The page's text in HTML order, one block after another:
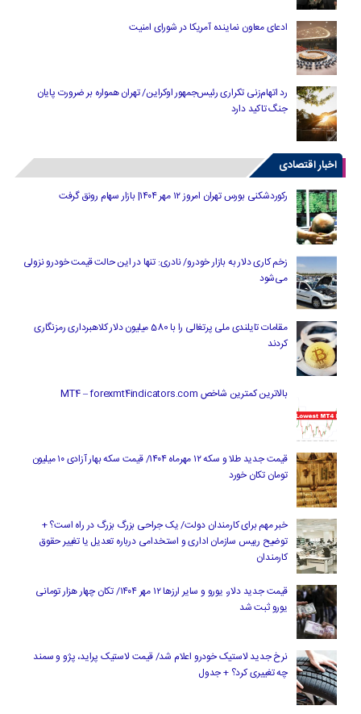
ادعای معاون نماینده آمریکا در شورای امنیت
رد اتهام‌زنی تکراری رئیس‌جمهور اوکراین/ تهران همواره بر ضرورت پایان
جنگ تاکید دارد
اخبار اقتصادی
رکوردشکنی بورس تهران امروز ۱۲ مهر ۱۴۰۴| بازار سهام رونق گرفت
زخم کاری دلار به بازار خودرو/ نادری: تنها در این حالت قیمت خودرو نزولی
می‌شود
مقامات تایلندی ملی پرتغالی را با 580 میلیون دلار کلاهبرداری رمزنگاری
کردند
بالاترین کمترین شاخص MT4 – forexmt4indicators.com
قیمت جدید طلا و سکه ۱۲ مهرماه ۱۴۰۴/ قیمت سکه بهار آزادی ۱۰ میلیون
تومان تکان خورد
خبر مهم برای کارمندان دولت/ یک جراحی بزرگ بزرگ در راه است؟ +
توضیح رییس سازمان اداری و استخدامی درباره تعدیل یا تغییر حقوق
کارمندان
قیمت جدید دلار، یورو و سایر ارزها ۱۲ مهر ۱۴۰۴/ تکان چهار هزار تومانی
یورو ثبت شد
نرخ جدید لاستیک خودرو اعلام شد/ قیمت لاستیک پراید، پژو و سمند
چه تغییری کرد؟ + جدول